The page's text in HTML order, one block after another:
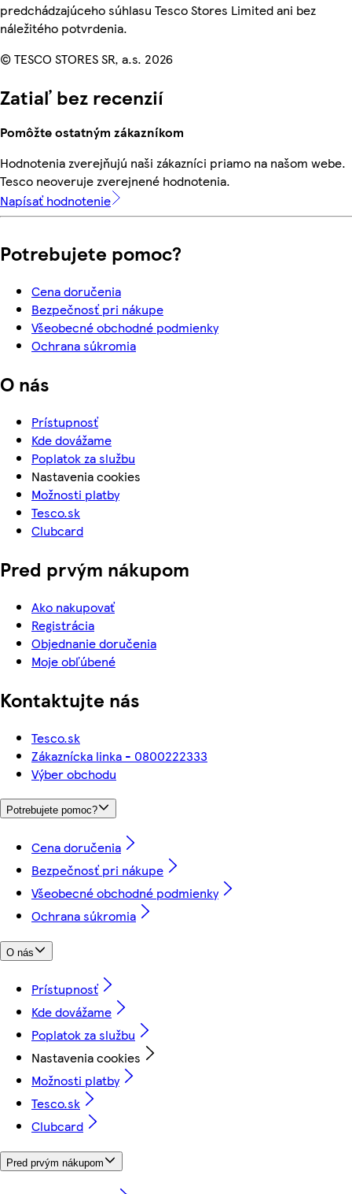
predchádzajúceho súhlasu Tesco Stores Limited ani bez
náležitého potvrdenia.
© TESCO STORES SR, a.s. 2026
Zatiaľ bez recenzií
Pomôžte ostatným zákazníkom
Hodnotenia zverejňujú naši zákazníci priamo na našom webe.
Tesco neoveruje zverejnené hodnotenia.
Napísať hodnotenie
Potrebujete pomoc?
Cena doručenia
Bezpečnosť pri nákupe
Všeobecné obchodné podmienky
Ochrana súkromia
O nás
Prístupnosť
Kde dovážame
Poplatok za službu
Nastavenia cookies
Možnosti platby
Tesco.sk
Clubcard
Pred prvým nákupom
Ako nakupovať
Registrácia
Objednanie doručenia
Moje obľúbené
Kontaktujte nás
Tesco.sk
Zákaznícka linka - 0800222333
Výber obchodu
Potrebujete pomoc?
Cena doručenia
Bezpečnosť pri nákupe
Všeobecné obchodné podmienky
Ochrana súkromia
O nás
Prístupnosť
Kde dovážame
Poplatok za službu
Nastavenia cookies
Možnosti platby
Tesco.sk
Clubcard
Pred prvým nákupom